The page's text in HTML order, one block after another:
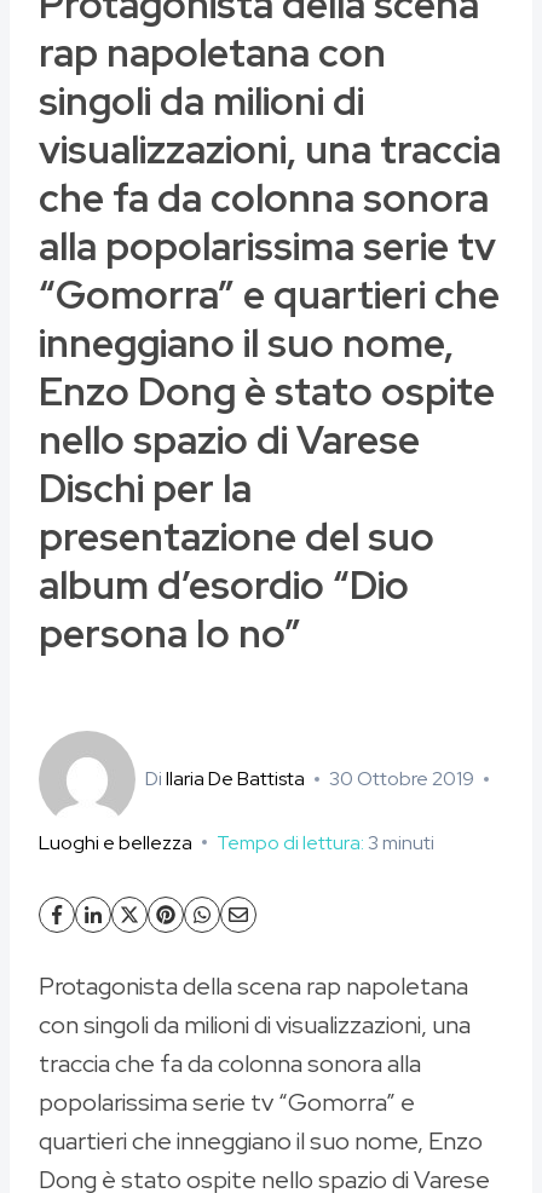
rap napoletana con
singoli da milioni di
visualizzazioni, una traccia
che fa da colonna sonora
alla popolarissima serie tv
“Gomorra” e quartieri che
inneggiano il suo nome,
Enzo Dong è stato ospite
nello spazio di Varese
Dischi per la
presentazione del suo
album d’esordio “Dio
persona Io no”
DiIlaria De Battista 30 Ottobre 2019
Luoghi e bellezza Tempo di lettura:3minuti
Protagonista della scena rap napoletana
con singoli da milioni di visualizzazioni, una
traccia che fa da colonna sonora alla
popolarissima serie tv “Gomorra” e
quartieri che inneggiano il suo nome, Enzo
Dong è stato ospite nello spazio di Varese